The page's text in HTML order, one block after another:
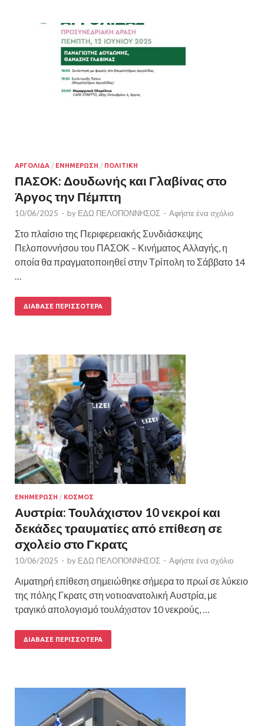
ΑΡΓΟΛΙΔΑ / ΕΝΗΜΕΡΩΣΗ / ΠΟΛΙΤΙΚΗ
ΠΑΣΟΚ: Δουδωνής και Γλαβίνας στο
Άργος την Πέμπτη
10/06/2025 - by ΕΔΩ ΠΕΛΟΠΟΝΝΗΣΟΣ - Αφήστε ένα σχόλιο
Στο πλαίσιο της Περιφερειακής Συνδιάσκεψης
Πελοποννήσου του ΠΑΣΟΚ – Κινήματος Αλλαγής, η
οποία θα πραγματοποιηθεί στην Τρίπολη το Σάββατο 14
ΔΙΆΒΑΣΕ ΠΕΡΙΣΣΌΤΕΡΑ
ΕΝΗΜΕΡΩΣΗ / ΚΟΣΜΟΣ
Αυστρία: Τουλάχιστον 10 νεκροί και
δεκάδες τραυματίες από επίθεση σε
σχολείο στο Γκρατς
10/06/2025 - by ΕΔΩ ΠΕΛΟΠΟΝΝΗΣΟΣ - Αφήστε ένα σχόλιο
Αιματηρή επίθεση σημειώθηκε σήμερα το πρωί σε λύκειο
της πόλης Γκρατς στη νοτιοανατολική Αυστρία, με
τραγικό απολογισμό τουλάχιστον 10 νεκρούς, …
ΔΙΆΒΑΣΕ ΠΕΡΙΣΣΌΤΕΡΑ